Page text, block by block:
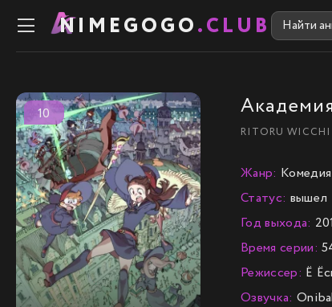
NIMEGOGO.CLUB
RITORU
10
Жанр:
Статус: вышел
Год выхода:
Время серии:
Режиссер: Ё
Озвучка: